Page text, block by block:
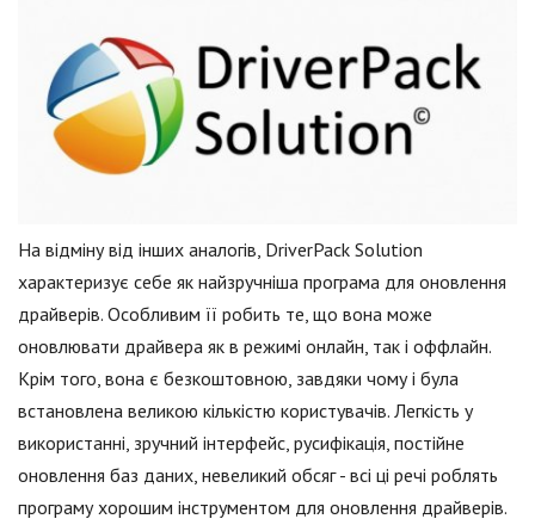
На відміну від інших аналогів, DriverPack Solution
характеризує себе як найзручніша програма для оновлення
драйверів. Особливим її робить те, що вона може
оновлювати драйвера як в режимі онлайн, так і оффлайн.
Крім того, вона є безкоштовною, завдяки чому і була
встановлена великою кількістю користувачів. Легкість у
використанні, зручний інтерфейс, русифікація, постійне
оновлення баз даних, невеликий обсяг - всі ці речі роблять
програму хорошим інструментом для оновлення драйверів.